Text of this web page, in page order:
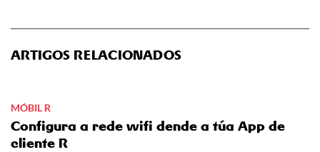
ARTIGOS RELACIONADOS
MÓBIL R
Configura a rede wifi dende a túa App de
cliente R